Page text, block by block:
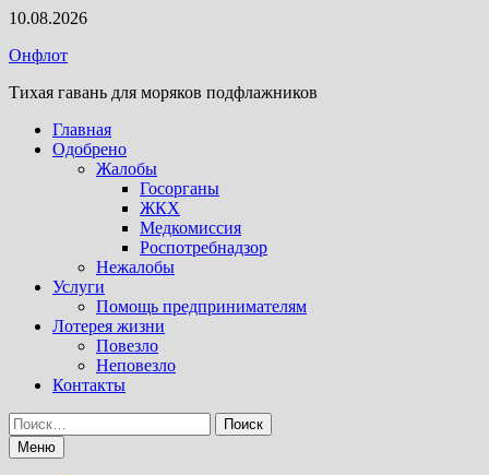
Перейти
содержимому
10.08.2026
Онфлот
Тихая гавань для моряков подфлажников
Главная
Одобрено
Жалобы
Госорганы
ЖКХ
Медкомиссия
Роспотребнадзор
Нежалобы
Услуги
Помощь предпринимателям
Лотерея жизни
Повезло
Неповезло
Контакты
Найти:
Меню